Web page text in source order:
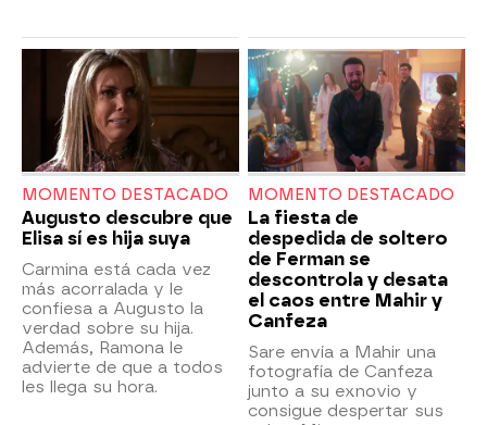
MOMENTO DESTACADO
Augusto descubre que
Elisa sí es hija suya
Carmina está cada vez
más acorralada y le
confiesa a Augusto la
verdad sobre su hija.
Además, Ramona le
advierte de que a todos
les llega su hora.
MOMENTO DESTACADO
La fiesta de
despedida de soltero
de Ferman se
descontrola y desata
el caos entre Mahir y
Canfeza
Sare envía a Mahir una
fotografía de Canfeza
junto a su exnovio y
consigue despertar sus